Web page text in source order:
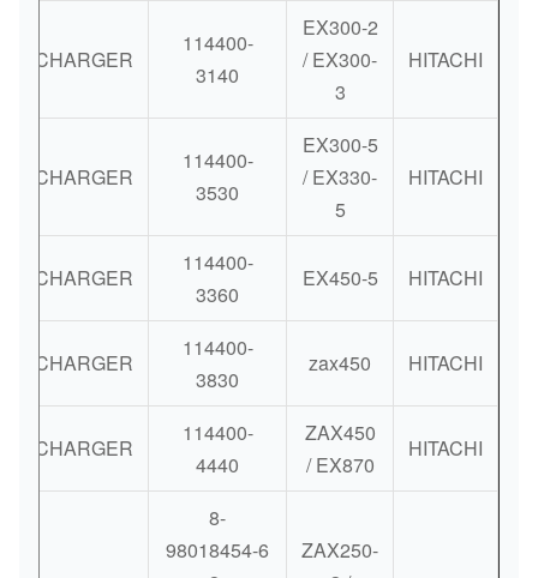
HITACHI
EX300-2
/ EX300-
3
114400-
3140
HITACHI
EX300-5
/ EX330-
5
114400-
3530
HITACHI
EX450-5
114400-
3360
HITACHI
zax450
114400-
3830
HITACHI
ZAX450
/ EX870
114400-
4440
ZAX250-
8-
98018454-6